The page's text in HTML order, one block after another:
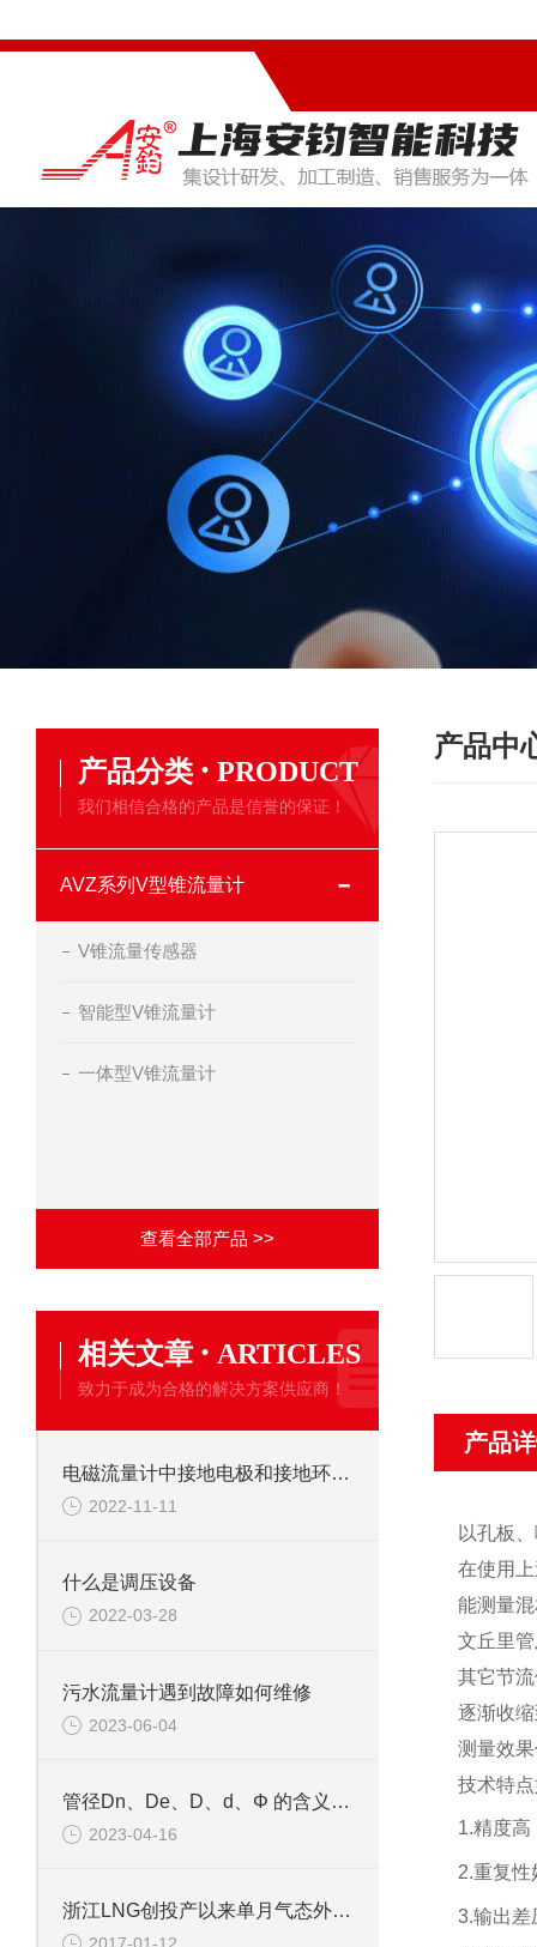
产品分类 · PRODUCT
我们相信合格的产品是信誉的保证！
AVZ系列V型锥流量计
V锥流量传感器
智能型V锥流量计
一体型V锥流量计
查看全部产品 >>
相关文章 · ARTICLES
致力于成为合格的解决方案供应商！
电磁流量计中接地电极和接地环的区分
2022-11-11
什么是调压设备
2022-03-28
污水流量计遇到故障如何维修
2023-06-04
管径Dn、De、D、d、Φ 的含义和区别
2023-04-16
浙江LNG创投产以来单月气态外输新高
产品中
产品
以孔板
在使用
能测量
文丘里
其它节
逐渐收
测量效
技术特
1.精度高
2.重复性
3.输出差